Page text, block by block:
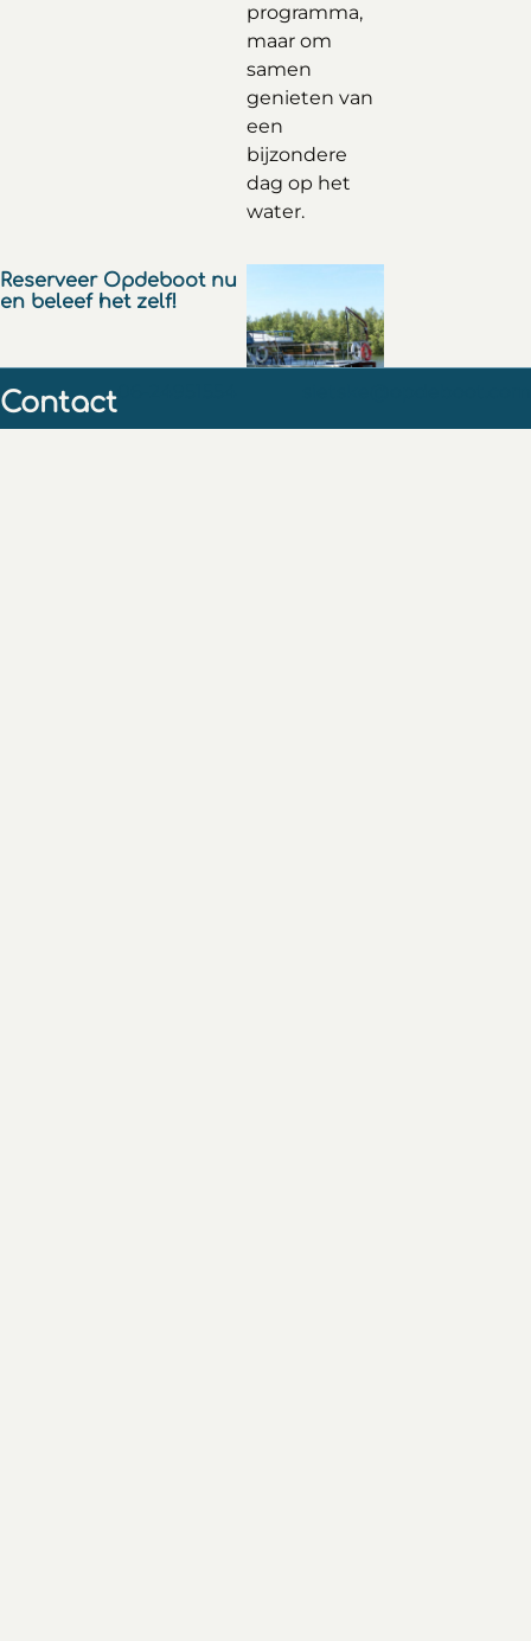
programma,
maar om
samen
genieten van
een
bijzondere
dag op het
water.
Reserveer Opdeboot nu
en beleef het zelf!
Contact